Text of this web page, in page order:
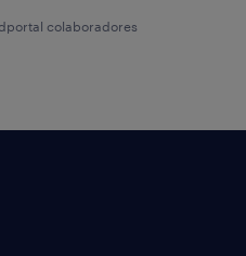
portal colaboradores